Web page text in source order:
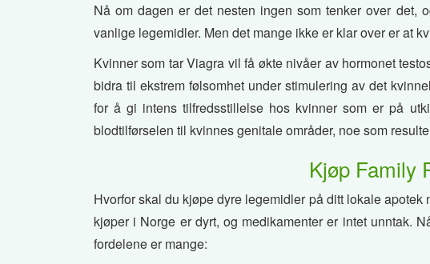
Nå om dagen er det nesten ingen som tenker over det,
vanlige legemidler. Men det mange ikke er klar over er at
Kvinner som tar Viagra vil få økte nivåer av hormonet
bidra til ekstrem følsomhet under stimulering av det
for å gi intens tilfredsstillelse hos kvinner som er på
blodtilførselen til kvinnes genitale områder, noe som
Kjøp Family
Hvorfor skal du kjøpe dyre legemidler på ditt lokale
kjøper i Norge er dyrt, og medikamenter er intet unntak.
fordelene er mange: